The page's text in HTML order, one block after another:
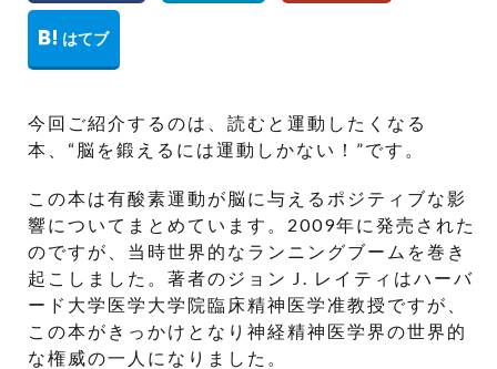
今回ご紹介するのは、読むと運動したくなる
本、“脳を鍛えるには運動しかない！”です。
この本は有酸素運動が脳に与えるポジティブな影
響についてまとめています。2009年に発売された
のですが、当時世界的なランニングブームを巻き
起こしました。著者のジョン J. レイティはハーバ
ード大学医学大学院臨床精神医学准教授ですが、
この本がきっかけとなり神経精神医学界の世界的
な権威の一人になりました。